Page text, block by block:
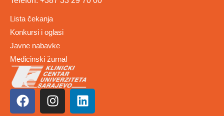
Lista čekanja
Konkursi i oglasi
Javne nabavke
Medicinski žurnal